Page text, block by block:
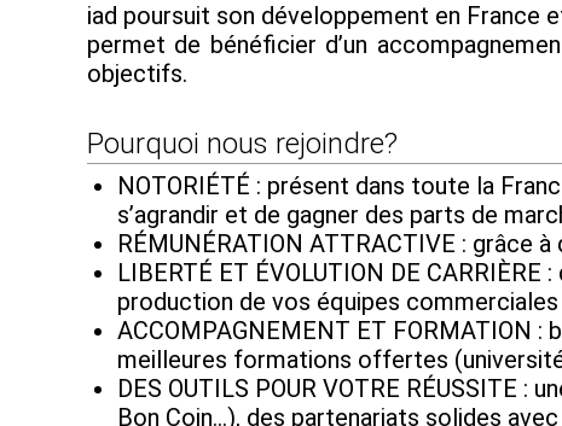
iad poursuit son développement en France
permet de bénéficier d’un
objectifs.
Pourquoi nous rejoindre?
NOTORIÉTÉ : présent dans toute la
s’agrandir et de gagner des parts de
RÉMUNÉRATION ATTRACTIVE : grâce
LIBERTÉ ET ÉVOLUTION DE
production de vos équipes
ACCOMPAGNEMENT ET FORMATION
meilleures formations offertes
DES OUTILS POUR VOTRE RÉUSSITE
Bon Coin...), des partenariats solides